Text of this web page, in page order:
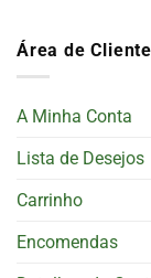
Área de Cliente
A Minha Conta
Lista de Desejos
Carrinho
Encomendas